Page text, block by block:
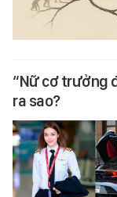
“Nữ cơ trưởng
ra sao?